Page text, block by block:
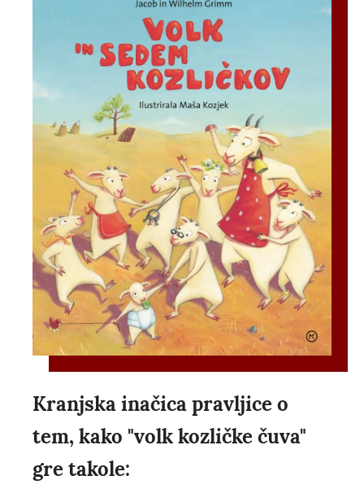
Kranjska inačica pravljice o
tem, kako "volk kozličke čuva"
gre takole: